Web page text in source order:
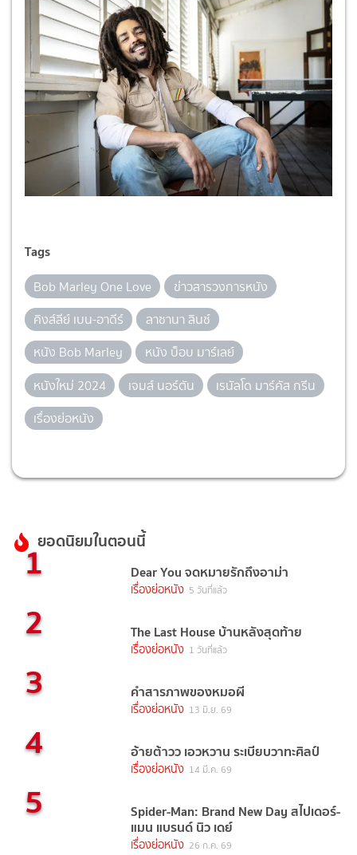
Tags
Bob Marley One Love
ข่าวสารวงการหนัง
คิงส์ลีย์ เบน-อาดีร์
ลาชานา ลินช์
หนัง Bob Marley
หนัง บ็อบ มาร์เลย์
หนังใหม่ 2024
เจมส์ นอร์ตัน
เรนัลโด มาร์คัส กรีน
เรื่องย่อหนัง
ยอดนิยมในตอนนี้
1 Dear You จดหมายรักถึงอาม่า
เรื่องย่อหนัง 5 วันที่แล้ว
2 The Last House บ้านหลังสุดท้าย
เรื่องย่อหนัง 1 วันที่แล้ว
3 คำสารภาพของหมอผี
เรื่องย่อหนัง 13 มิ.ย. 69
4 อ้ายต้าวว เอวหวาน ระเบียบวาทะศิลป์
เรื่องย่อหนัง 14 มี.ค. 69
5 Spider-Man: Brand New Day สไปเดอร์-
แมน แบรนด์ นิว เดย์
เรื่องย่อหนัง 26 ก.ค. 69